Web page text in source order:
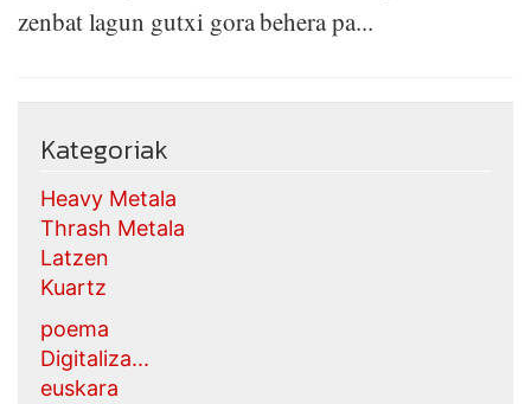
zenbat lagun gutxi gora behera pa...
Kategoriak
Heavy Metala
Thrash Metala
Latzen
Kuartz
poema
Digitaliza...
euskara